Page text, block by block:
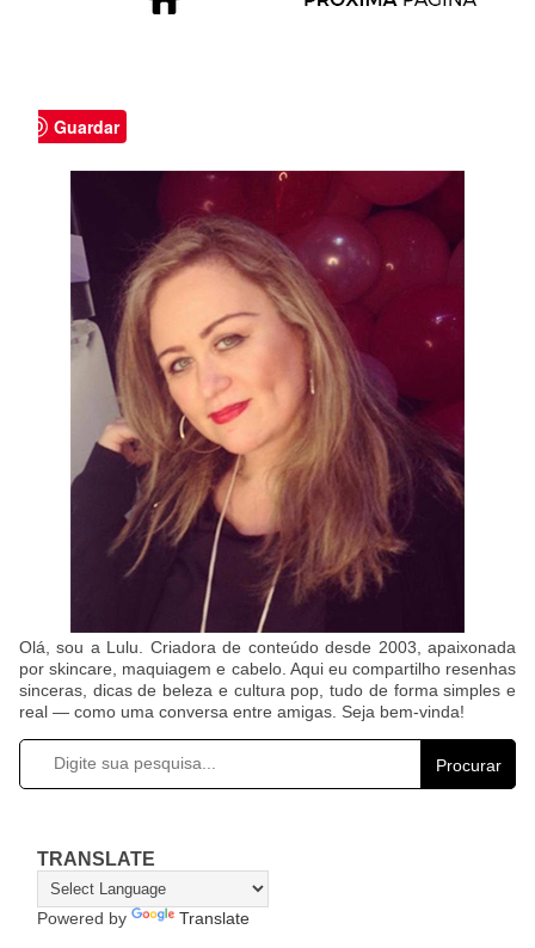
Guardar
Olá, sou a Lulu. Criadora de conteúdo desde 2003, apaixonada
por skincare, maquiagem e cabelo. Aqui eu compartilho resenhas
sinceras, dicas de beleza e cultura pop, tudo de forma simples e
real — como uma conversa entre amigas. Seja bem-vinda!
Procurar
TRANSLATE
Powered by Translate